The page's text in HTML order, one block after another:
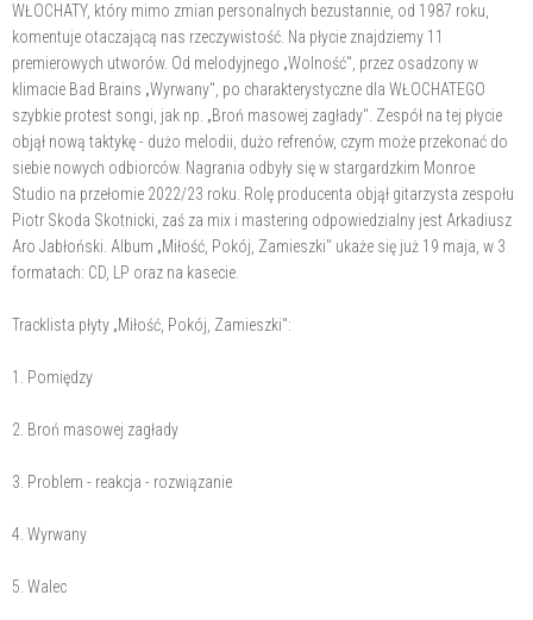
WŁOCHATY, który mimo zmian personalnych bezustannie, od 1987 roku,
komentuje otaczającą nas rzeczywistość. Na płycie znajdziemy 11
premierowych utworów. Od melodyjnego „Wolność", przez osadzony w
klimacie Bad Brains „Wyrwany", po charakterystyczne dla WŁOCHATEGO
szybkie protest songi, jak np. „Broń masowej zagłady". Zespół na tej płycie
objął nową taktykę - dużo melodii, dużo refrenów, czym może przekonać do
siebie nowych odbiorców. Nagrania odbyły się w stargardzkim Monroe
Studio na przełomie 2022/23 roku. Rolę producenta objął gitarzysta zespołu
Piotr Skoda Skotnicki, zaś za mix i mastering odpowiedzialny jest Arkadiusz
Aro Jabłoński. Album „Miłość, Pokój, Zamieszki" ukaże się już 19 maja, w 3
formatach: CD, LP oraz na kasecie.
Tracklista płyty „Miłość, Pokój, Zamieszki":
1. Pomiędzy
2. Broń masowej zagłady
3. Problem - reakcja - rozwiązanie
4. Wyrwany
5. Walec